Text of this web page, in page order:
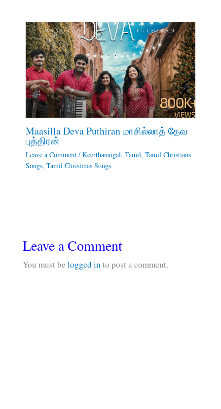
Maasilla Deva Puthiran மாசில்லாத் தேவ
புத்திரன்
Leave a Comment / Keerthanaigal, Tamil, Tamil Christians
Songs, Tamil Christmas Songs
Leave a Comment
You must be logged in to post a comment.